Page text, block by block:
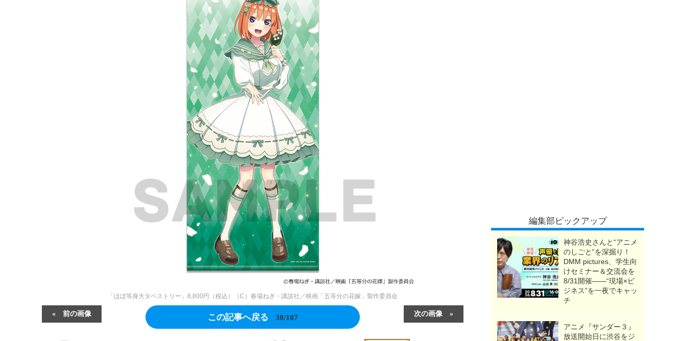
「ほぼ等身大タペストリー」8,800円（税込）（C）春場ねぎ・講談社／映画「五等分の花嫁」製作委員会
前の画像 次の画像
この記事へ戻る 38/107
編集部ピックアップ
神谷浩史さんと“アニメ
のしごと”を深掘り！
DMM pictures、学生向
けセミナー＆交流会を
8/31開催――“現場×ビ
ジネス”を一夜でキャッ
チ
アニメ『サンダー３』
放送開始日に渋谷をジ